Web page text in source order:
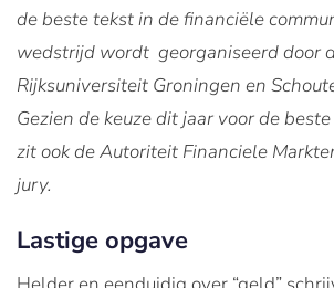
de beste tekst in de financiële
wedstrijd wordt georganiseerd door
Rijksuniversiteit Groningen en
Gezien de keuze dit jaar voor de
zit ook de Autoriteit Financiele
jury.
Lastige opgave